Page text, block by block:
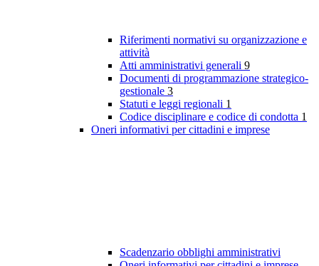
Riferimenti normativi su organizzazione e
attività
Atti amministrativi generali 9
Documenti di programmazione strategico-
gestionale 3
Statuti e leggi regionali 1
Codice disciplinare e codice di condotta 1
Oneri informativi per cittadini e imprese
Scadenzario obblighi amministrativi